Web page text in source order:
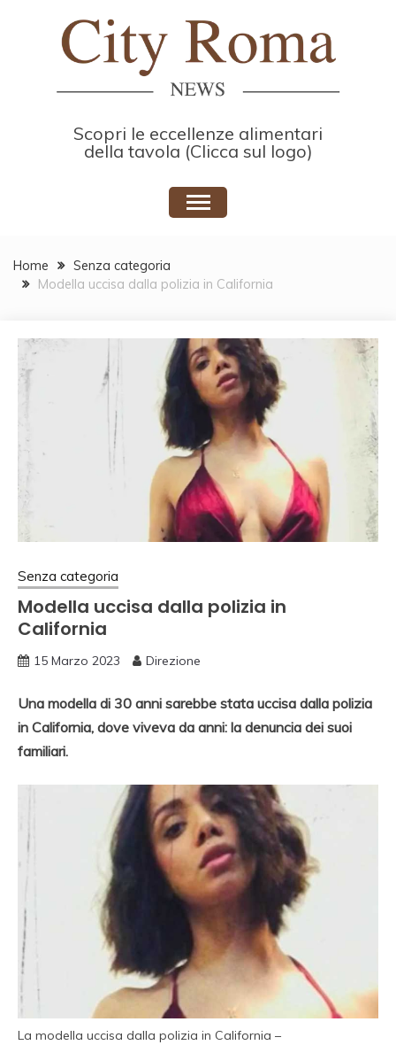
Scopri le eccellenze alimentari
della tavola (Clicca sul logo)
Home
Senza categoria
Modella uccisa dalla polizia in California
Senza categoria
Modella uccisa dalla polizia in
California
15 Marzo 2023 Direzione
Una modella di 30 anni sarebbe stata uccisa dalla polizia
in California, dove viveva da anni: la denuncia dei suoi
familiari.
La modella uccisa dalla polizia in California –